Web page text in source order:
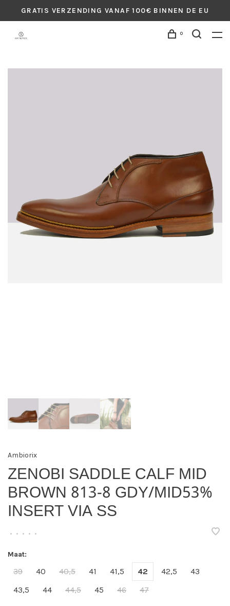
GRATIS VERZENDING VANAF 100€ BINNEN DE EU
0
Ambiorix
ZENOBI SADDLE CALF MID
BROWN 813-8 GDY/MID53%
INSERT VIA SS
• • • • •
Maat:
39 40 40,5 41 41,5 42 42,5
43
43,5
44 44,5 45 46 47